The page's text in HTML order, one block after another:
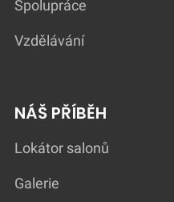
Spolupráce
Vzdělávání
NÁŠ PŘÍBĚH
Lokátor salonů
Galerie